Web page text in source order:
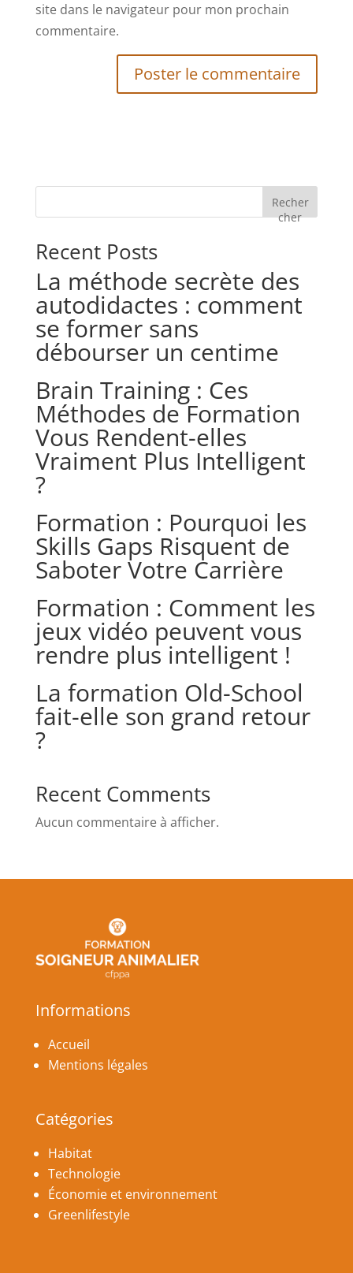
site dans le navigateur pour mon prochain
commentaire.
Recher
cher
Recent Posts
La méthode secrète des
autodidactes : comment
se former sans
débourser un centime
Brain Training : Ces
Méthodes de Formation
Vous Rendent-elles
Vraiment Plus Intelligent
?
Formation : Pourquoi les
Skills Gaps Risquent de
Saboter Votre Carrière
Formation : Comment les
jeux vidéo peuvent vous
rendre plus intelligent !
La formation Old-School
fait-elle son grand retour
?
Recent Comments
Aucun commentaire à afficher.
Informations
Accueil
Mentions légales
Catégories
Habitat
Technologie
Économie et environnement
Greenlifestyle